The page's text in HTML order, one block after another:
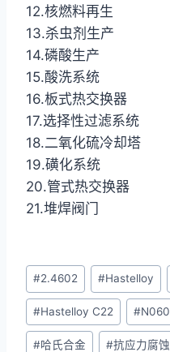
12.核燃料再生
13.杀虫剂生产
14.磷酸生产
15.酸洗系统
16.板式热交换器
17.选择性过滤系统
18.二氧化硫冷却塔
19.磺化系统
20.管式热交换器
21.堆焊阀门
文
章
标
签：
#2.4602 #Hastelloy
#Hastelloy C22 #
#哈氏合金 #抗应力腐蚀